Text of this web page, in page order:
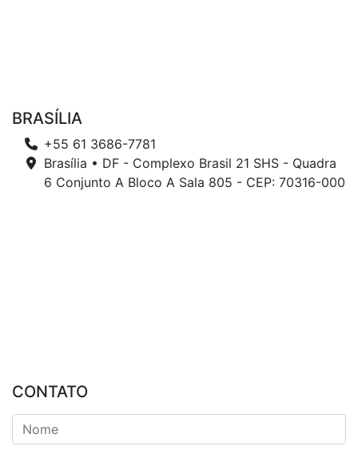
BRASÍLIA
+55 61 3686-7781
Brasília • DF - Complexo Brasil 21 SHS - Quadra
6 Conjunto A Bloco A Sala 805 - CEP: 70316-000
CONTATO